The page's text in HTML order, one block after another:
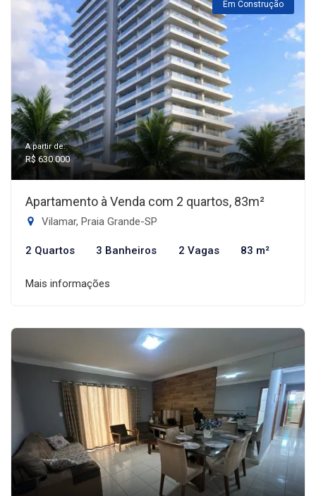
Em Construção
A partir de:
R$ 630.000
Apartamento à Venda com 2 quartos, 83m²
Vilamar, Praia Grande-SP
2 Quartos 3 Banheiros 2 Vagas 83 m²
Mais informações